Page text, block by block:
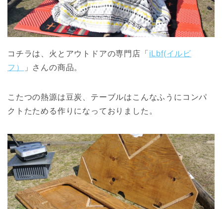
コチラは、火とアウトドアの専門店「 iLbf(イルビ
フ）
」さんの商品。
こたつの熱源は豆炭、テーブルはこんなふうにコンパ
クトたためる作りになっておりました。